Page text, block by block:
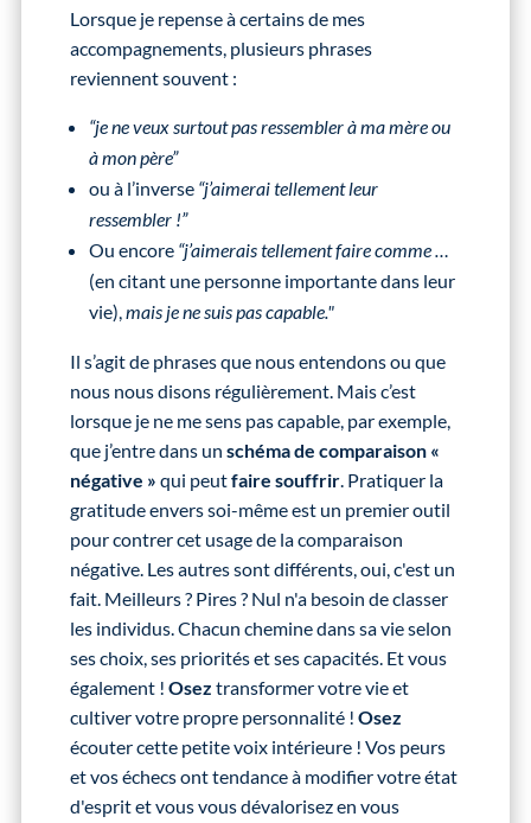
Lorsque je repense à certains de mes
accompagnements, plusieurs phrases
reviennent souvent :
“je ne veux surtout pas ressembler à ma mère ou
à mon père”
ou à l’inverse “j’aimerai tellement leur
ressembler !”
Ou encore “j’aimerais tellement faire comme …
(en citant une personne importante dans leur
vie),mais je ne suis pas capable."
Il s’agit de phrases que nous entendons ou que
nous nous disons régulièrement. Mais c’est
lorsque je ne me sens pas capable, par exemple,
que j’entre dans unschéma de comparaison «
négative » qui peutfaire souffrir. Pratiquer la
gratitude envers soi-même est un premier outil
pour contrer cet usage de la comparaison
négative. Les autres sont différents, oui, c'est un
fait. Meilleurs ? Pires ? Nul n'a besoin de classer
les individus. Chacun chemine dans sa vie selon
ses choix, ses priorités et ses capacités. Et vous
également !Osez transformer votre vie et
cultiver votre propre personnalité !Osez
écouter cette petite voix intérieure ! Vos peurs
et vos échecs ont tendance à modifier votre état
d'esprit et vous vous dévalorisez en vous